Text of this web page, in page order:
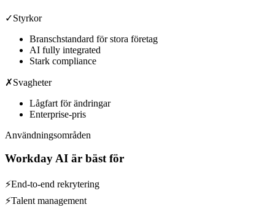
✓Styrkor
Branschstandard för stora företag
AI fully integrated
Stark compliance
✗Svagheter
Lågfart för ändringar
Enterprise-pris
Användningsområden
Workday AI är bäst för
⚡End-to-end rekrytering
⚡Talent management